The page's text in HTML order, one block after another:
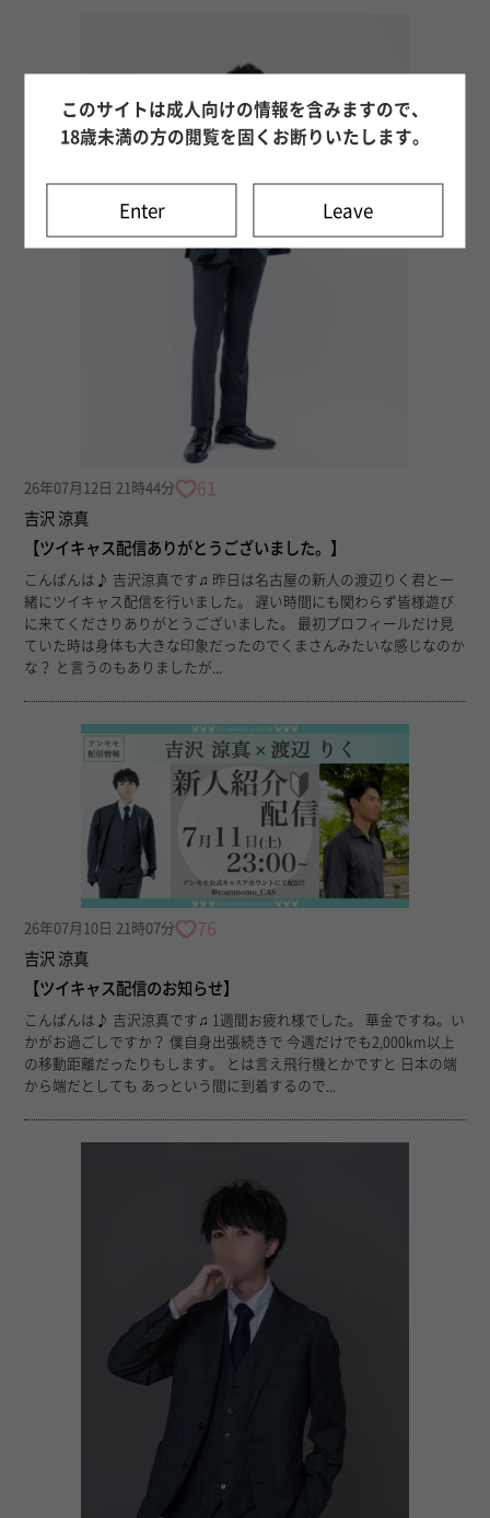
26年07月12日 21時44分 61
吉沢 涼真
【ツイキャス配信ありがとうございました。】
こんばんは♪ 吉沢涼真です♫ 昨日は名古屋の新人の渡辺りく君と一
緒にツイキャス配信を行いました。 遅い時間にも関わらず皆様遊び
に来てくださりありがとうございました。 最初プロフィールだけ見
ていた時は身体も大きな印象だったのでくまさんみたいな感じなのか
な？ と言うのもありましたが...
26年07月10日 21時07分 76
吉沢 涼真
【ツイキャス配信のお知らせ】
こんばんは♪ 吉沢涼真です♫ 1週間お疲れ様でした。 華金ですね。い
かがお過ごしですか？ 僕自身出張続きで 今週だけでも2,000km以上
の移動距離だったりもします。 とは言え飛行機とかですと 日本の端
から端だとしても あっという間に到着するので...
このサイトは成人向けの情報を含みますので、
18歳未満の方の閲覧を固くお断りいたします。
Enter Leave